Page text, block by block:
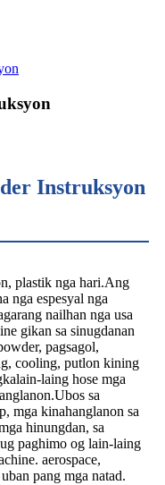
Instruksyon
plastik nga hari.Ang
nga espesyal nga
nailhan nga usa
gikan sa sinugdanan
pagsagol,
cooling, putlon kining
laing hose mga
sa
mga kinahanglanon sa
hinungdan, sa
paghimo og lain-laing
aerospace,
pang mga natad.